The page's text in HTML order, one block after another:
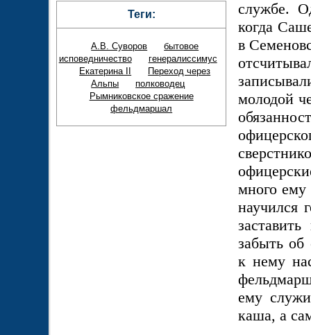
службе.
когда
в
молодой
много ему
научился
забыть об
к нему
ему
каша, а
Теги:
А.В. Суворов
бытовое
исповедничество
генералиссимус
Екатерина II
Переход через
Альпы
полководец
Рымниковское сражение
фельдмаршал